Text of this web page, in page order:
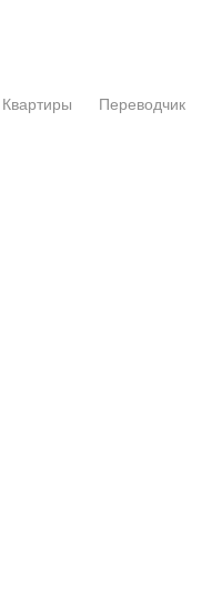
Квартиры Переводчик